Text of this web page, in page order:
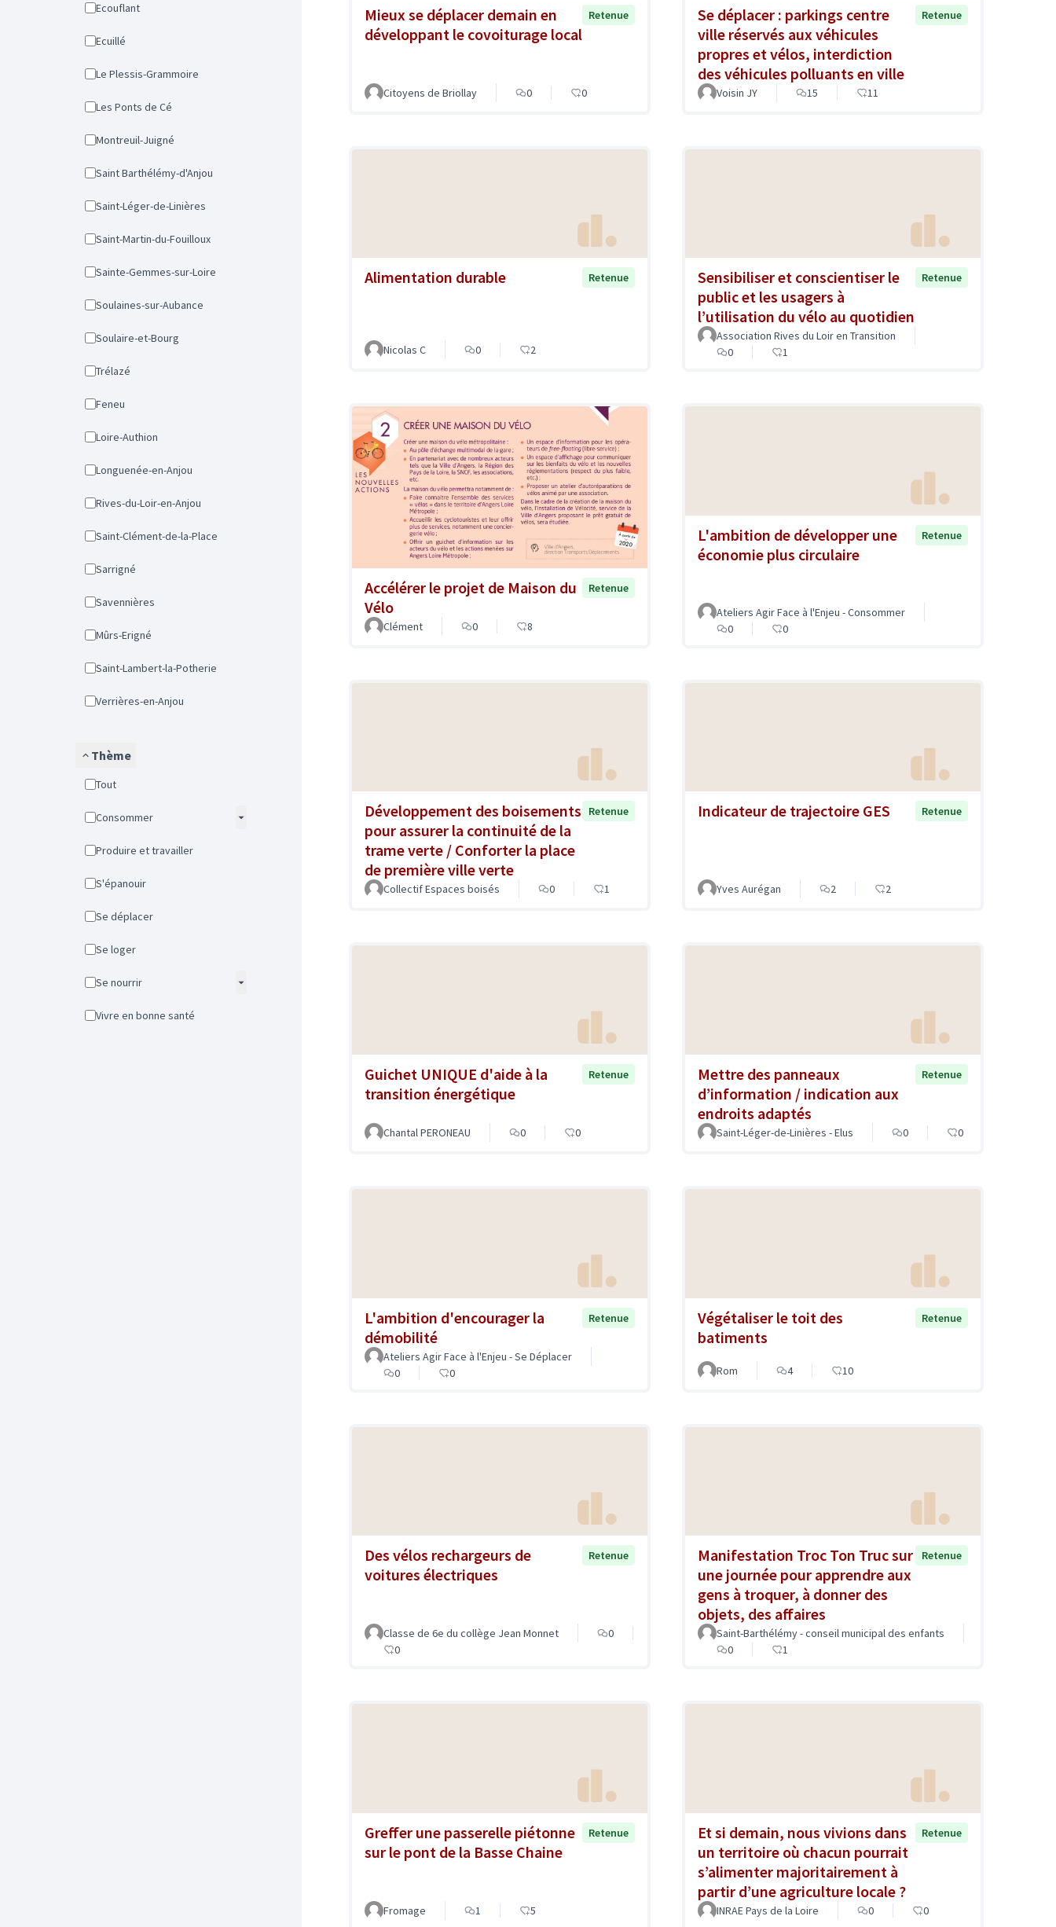
Ecouflant
Ecuillé
Le Plessis-Grammoire
Les Ponts de Cé
Montreuil-Juigné
Saint Barthélémy-d'Anjou
Saint-Léger-de-Linières
Saint-Martin-du-Fouilloux
Sainte-Gemmes-sur-Loire
Soulaines-sur-Aubance
Soulaire-et-Bourg
Trélazé
Feneu
Loire-Authion
Longuenée-en-Anjou
Rives-du-Loir-en-Anjou
Saint-Clément-de-la-Place
Sarrigné
Savennières
Mûrs-Erigné
Saint-Lambert-la-Potherie
Verrières-en-Anjou
Thème
Tout
Consommer
Produire et travailler
S'épanouir
Se déplacer
Se loger
Se nourrir
Vivre en bonne santé
Mieux se déplacer demain en
développant le covoiturage local
Retenue
Citoyens de Briollay 0 0
Se déplacer : parkings centre
ville réservés aux véhicules
propres et vélos, interdiction
des véhicules polluants en ville
Retenue
Voisin JY 15 11
Alimentation durable Retenue
Nicolas C 0 2
Sensibiliser et conscientiser le
public et les usagers à
l’utilisation du vélo au quotidien
Retenue
Association Rives du Loir en Transition
0
1
Accélérer le projet de Maison du
Vélo
Retenue
Clément 0 8
L'ambition de développer une
économie plus circulaire
Retenue
Ateliers Agir Face à l'Enjeu - Consommer
0
0
Développement des boisements
pour assurer la continuité de la
trame verte / Conforter la place
de première ville verte
Retenue
Collectif Espaces boisés 0 1
Indicateur de trajectoire GES Retenue
Yves Aurégan 2 2
Guichet UNIQUE d'aide à la
transition énergétique
Retenue
Chantal PERONEAU 0 0
Mettre des panneaux
d’information / indication aux
endroits adaptés
Retenue
Saint-Léger-de-Linières - Elus 0 0
L'ambition d'encourager la
démobilité
Retenue
Ateliers Agir Face à l'Enjeu - Se Déplacer
0
0
Végétaliser le toit des
batiments
Retenue
Rom 4 10
Des vélos rechargeurs de
voitures électriques
Retenue
Classe de 6e du collège Jean Monnet
0
0
Manifestation Troc Ton Truc sur
une journée pour apprendre aux
gens à troquer, à donner des
objets, des affaires
Retenue
Saint-Barthélémy - conseil municipal des enfants
0
1
Greffer une passerelle piétonne
sur le pont de la Basse Chaine
Retenue
Fromage 1 5
Et si demain, nous vivions dans
un territoire où chacun pourrait
s’alimenter majoritairement à
partir d’une agriculture locale ?
Retenue
INRAE Pays de la Loire 0 0